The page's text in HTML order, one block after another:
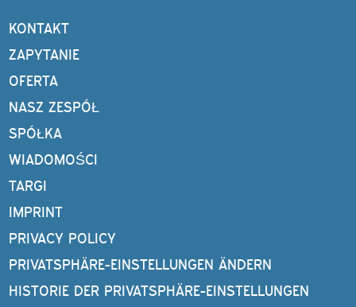
KONTAKT
ZAPYTANIE
OFERTA
NASZ ZESPÓŁ
SPÓŁKA
WIADOMOŚCI
TARGI
IMPRINT
PRIVACY POLICY
PRIVATSPHÄRE-EINSTELLUNGEN ÄNDERN
HISTORIE DER PRIVATSPHÄRE-EINSTELLUNGEN